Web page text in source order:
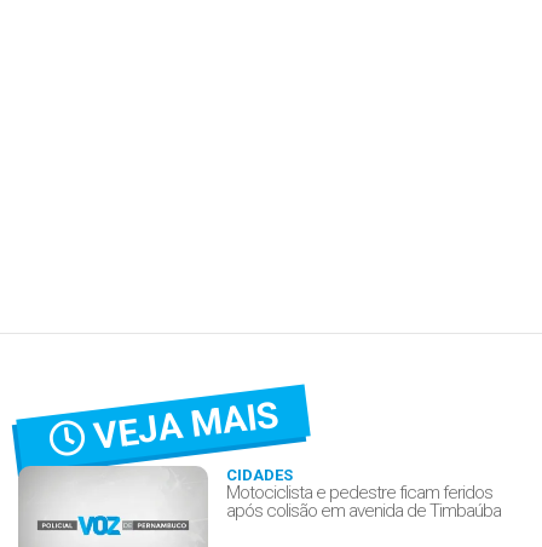
VEJA MAIS
CIDADES
Motociclista e pedestre ficam feridos
após colisão em avenida de Timbaúba